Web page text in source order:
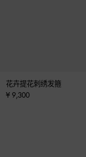
花卉提花刺绣发箍
¥ 9,300